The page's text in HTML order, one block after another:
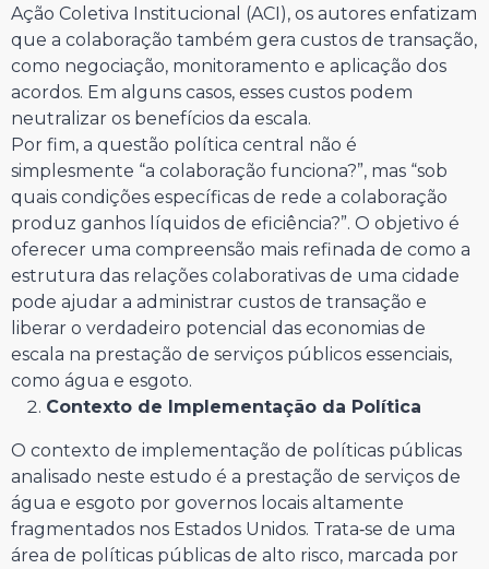
Ação Coletiva Institucional (ACI), os autores enfatizam
que a colaboração também gera custos de transação,
como negociação, monitoramento e aplicação dos
acordos. Em alguns casos, esses custos podem
neutralizar os benefícios da escala.
Por fim, a questão política central não é
simplesmente “a colaboração funciona?”, mas “sob
quais condições específicas de rede a colaboração
produz ganhos líquidos de eficiência?”. O objetivo é
oferecer uma compreensão mais refinada de como a
estrutura das relações colaborativas de uma cidade
pode ajudar a administrar custos de transação e
liberar o verdadeiro potencial das economias de
escala na prestação de serviços públicos essenciais,
como água e esgoto.
Contexto de Implementação da Política
O contexto de implementação de políticas públicas
analisado neste estudo é a prestação de serviços de
água e esgoto por governos locais altamente
fragmentados nos Estados Unidos. Trata‑se de uma
área de políticas públicas de alto risco, marcada por